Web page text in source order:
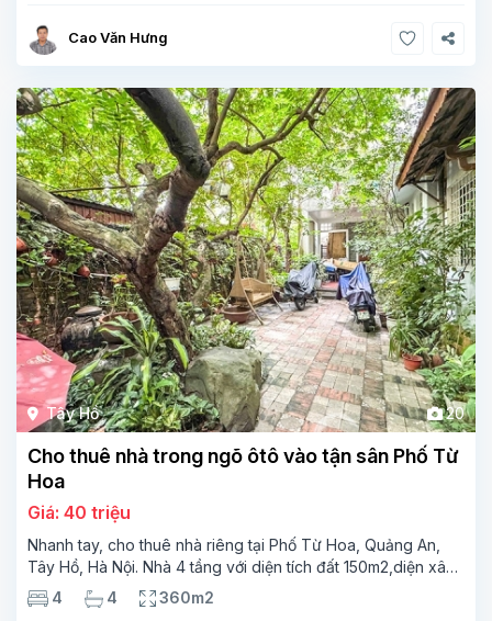
Cao Văn Hưng
Tây Hồ 20
Cho thuê nhà trong ngõ ôtô vào tận sân Phố Từ
Hoa
Giá: 40 triệu
Nhanh tay, cho thuê nhà riêng tại Phố Từ Hoa, Quảng An,
Tây Hồ, Hà Nội. Nhà 4 tầng với diện tích đất 150m2,diện xây
dựng 90m2X4 tầng thiết kế 4PN và 4WC, phù hợp cho gia
đình lớn hoặc
4 4 360m2